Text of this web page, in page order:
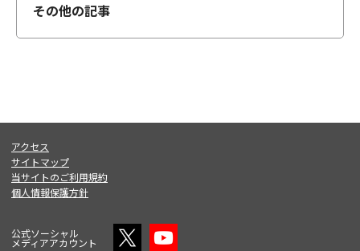
その他の記事
アクセス
サイトマップ
当サイトのご利用規約
個人情報保護方針
公式ソーシャル
メディアアカウント